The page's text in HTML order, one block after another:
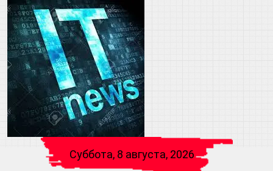
Суббота, 8 августа, 2026